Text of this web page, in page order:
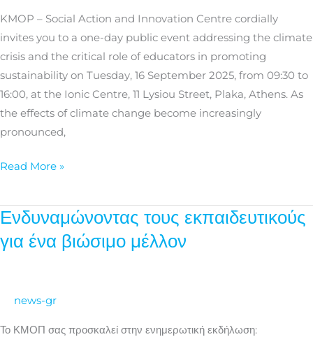
KMOP – Social Action and Innovation Centre cordially
invites you to a one-day public event addressing the climate
crisis and the critical role of educators in promoting
sustainability on Tuesday, 16 September 2025, from 09:30 to
16:00, at the Ionic Centre, 11 Lysiou Street, Plaka, Athens. As
the effects of climate change become increasingly
pronounced,
Read More »
Ενδυναμώνοντας τους εκπαιδευτικούς
για ένα βιώσιμο μέλλον
news-gr
Το ΚΜΟΠ σας προσκαλεί στην ενημερωτική εκδήλωση:
Ενδυναμώνοντας
εκπαιδευτικούς
βιώσιμο
μέλλον